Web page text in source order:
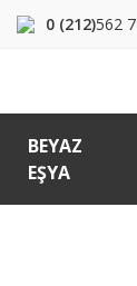
0 (212)562
BEYAZ
EŞYA